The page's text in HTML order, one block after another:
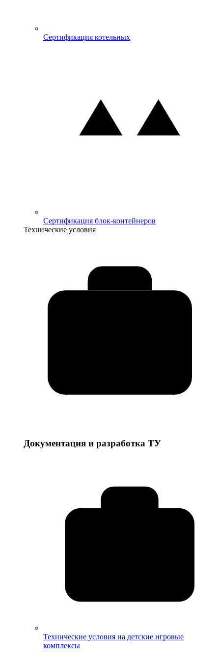
Сертификация котельных
Сертификация блок-контейнеров
Технические условия
Документация и разработка ТУ
Технические условия на детские игровые
комплексы